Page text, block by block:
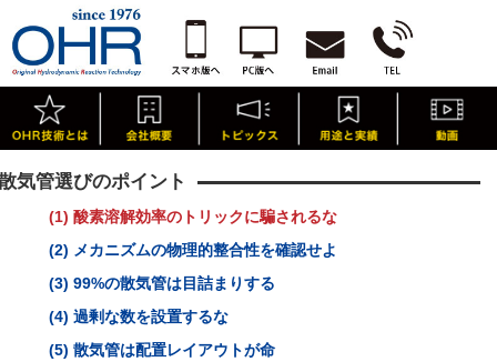
気管選びのポイント
(1) 酸素溶解効率のトリックに騙されるな
(2) メカニズムの物理的整合性を確認せよ
(3) 99%の散気管は目詰まりする
(4) 過剰な数を設置するな
(5) 散気管は配置レイアウトが命